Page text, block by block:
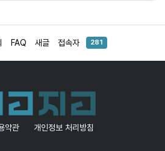
FAQ 새글 접속자 281
약관 개인정보 처리방침